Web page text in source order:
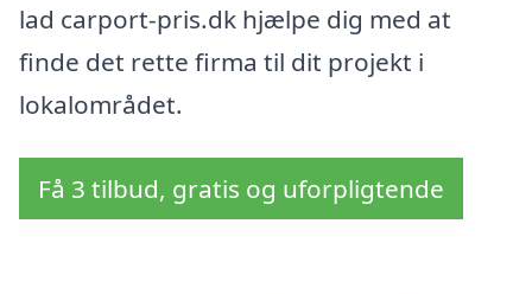
lad carport-pris.dk hjælpe dig med at
finde det rette firma til dit projekt i
lokalområdet.
Få 3 tilbud, gratis og uforpligtende